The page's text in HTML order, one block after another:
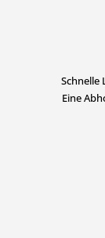
Schnelle
Eine